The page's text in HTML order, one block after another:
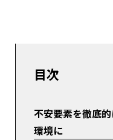
目次
不安要素を徹底
環境に